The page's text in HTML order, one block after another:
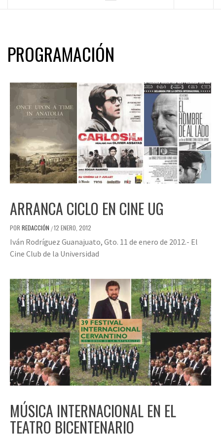
PROGRAMACIÓN
ARRANCA CICLO EN CINE UG
POR REDACCIÓN /12 ENERO, 2012
Iván Rodríguez Guanajuato, Gto. 11 de enero de 2012.- El
Cine Club de la Universidad
MÚSICA INTERNACIONAL EN EL
TEATRO BICENTENARIO